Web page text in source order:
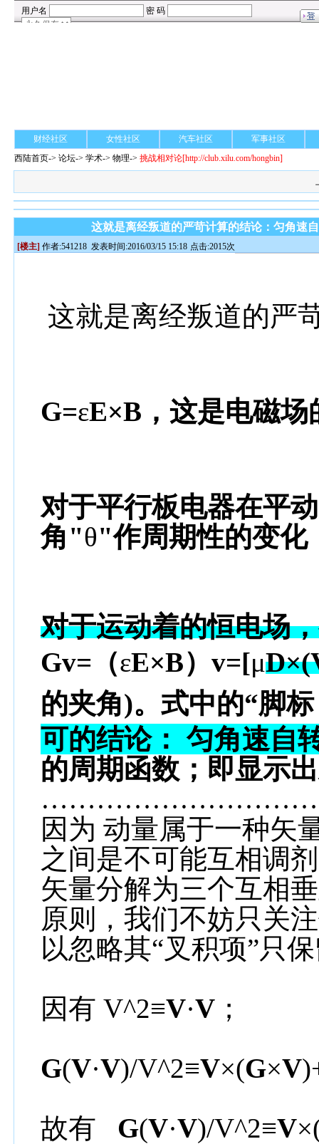
财经社区 女性社区 汽车社区
军事社区
西陆首页->论坛->学术-> 物理->挑战相对论[http://club.xilu.com/hongbin]
这就是离经叛道的严苛计算的结论：匀角速
[楼主] 作者:541218 发表时间:2016/03/15 15:18 点击:2015次
这就是离经叛道的严
G=εE×B，这是电磁
对于平行板电器在平
角"θ"作周期性的变化
对于运动着的恒电场
Gv=（εE×B）v=[μ
的夹角)。式中的“脚
可的结论： 匀角速自
的周期函数；即显示
因为 动量属于一种矢
之间是不可能互相调
矢量分解为三个互相
原则，我们不妨只关
以忽略其“叉积项”只
因有 V^2≡V·V ；
G(V·V)/V^2≡V×(G×V
故有 G(V·V)/V^2≡V